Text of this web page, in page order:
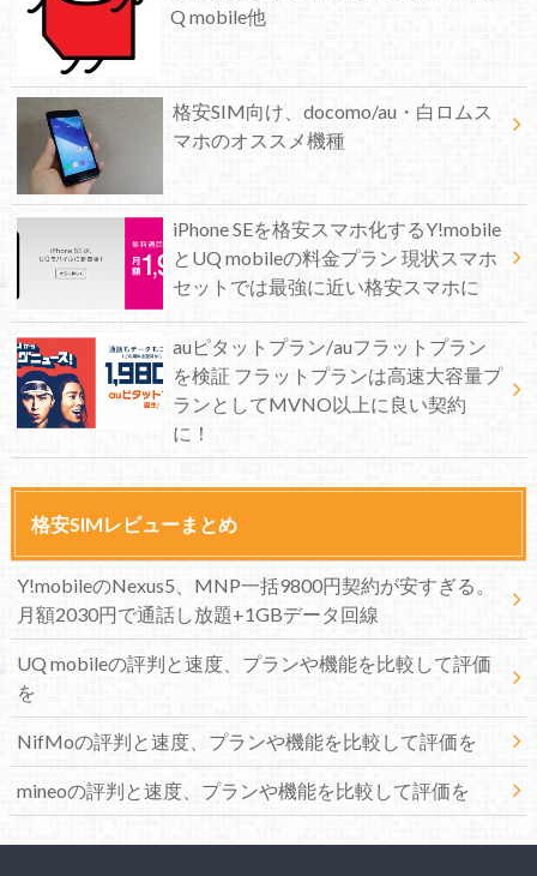
Q mobile他
格安SIM向け、docomo/au・白ロムス
マホのオススメ機種
iPhone SEを格安スマホ化するY!mobile
とUQ mobileの料金プラン 現状スマホ
セットでは最強に近い格安スマホに
auピタットプラン/auフラットプラン
を検証 フラットプランは高速大容量プ
ランとしてMVNO以上に良い契約
に！
格安SIMレビューまとめ
Y!mobileのNexus5、MNP一括9800円契約が安すぎる。
月額2030円で通話し放題+1GBデータ回線
UQ mobileの評判と速度、プランや機能を比較して評価
を
NifMoの評判と速度、プランや機能を比較して評価を
mineoの評判と速度、プランや機能を比較して評価を